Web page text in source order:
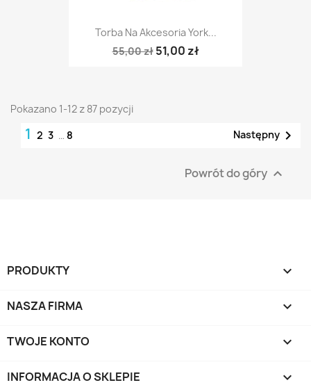
Torba Na Akcesoria York...
55,00 zł 51,00 zł
Pokazano 1-12 z 87 pozycji
1 2 3 … 8 Następny 
Powrót do góry 
PRODUKTY 
NASZA FIRMA 
TWOJE KONTO 
INFORMACJA O SKLEPIE keyboard_arrow_down